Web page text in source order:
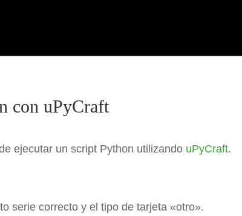
con uPyCraft
ejecutar un script Python utilizando uPyCraft.
serie correcto y el tipo de tarjeta «otro».